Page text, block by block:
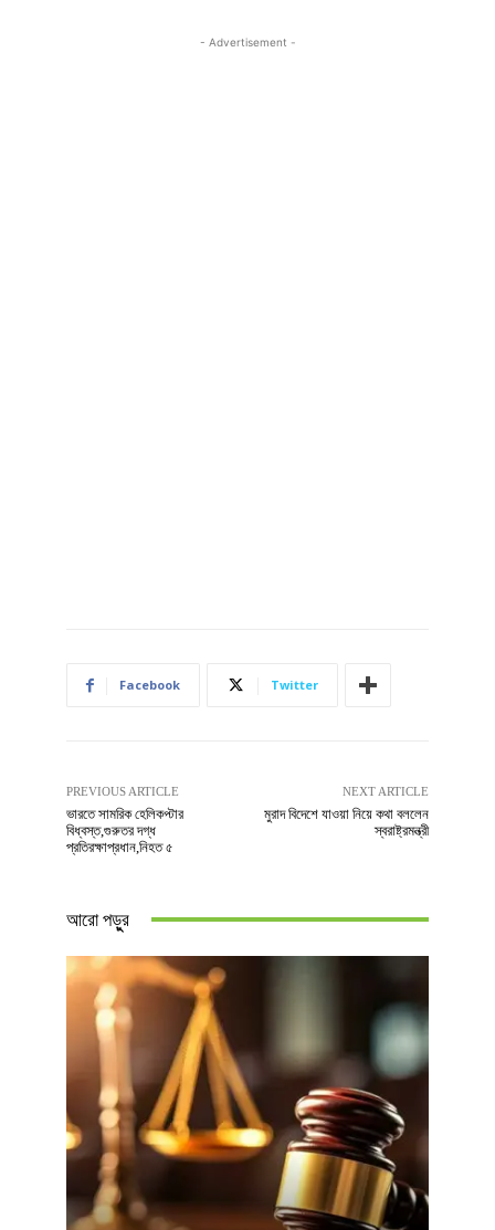
- Advertisement -
Facebook Twitter
PREVIOUS ARTICLE
ভারতে সামরিক হেলিকপ্টার
বিধ্বস্ত,গুরুতর দগ্ধ
প্রতিরক্ষাপ্রধান,নিহত ৫
NEXT ARTICLE
মুরাদ বিদেশে যাওয়া নিয়ে কথা বললেন
স্বরাষ্ট্রমন্ত্রী
আরো পড়ুুর